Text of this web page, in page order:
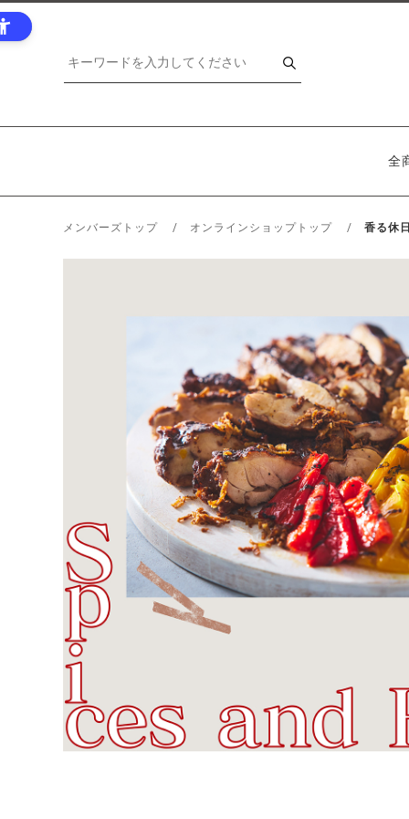
全
メンバーズトップ オンラインショップトップ 香る休